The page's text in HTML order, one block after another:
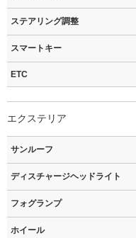
ステアリング調整
スマートキー
ETC
エクステリア
サンルーフ
ディスチャージヘッドライト
フォグランプ
ホイール